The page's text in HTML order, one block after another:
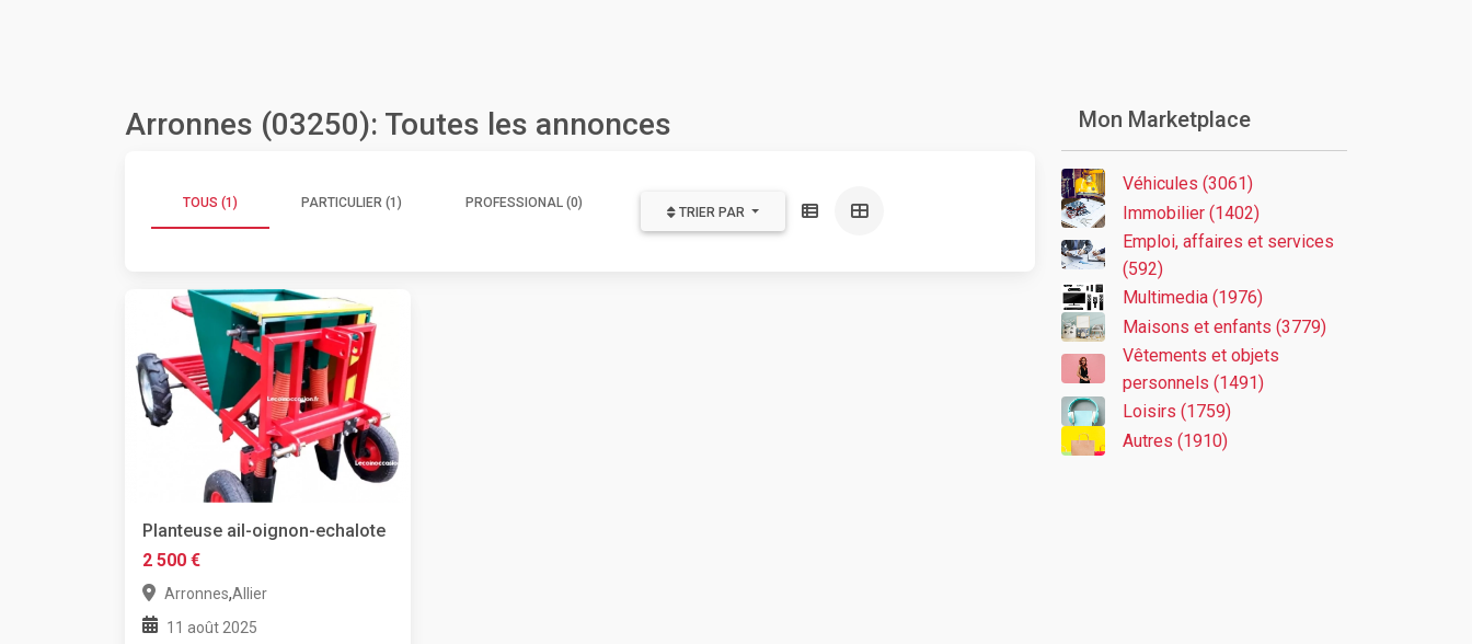
Arronnes (03250): Toutes les annonces
TOUS (1) PARTICULIER (1) PROFESSIONAL (0)
TRIER PAR
Planteuse ail-oignon-echalote
2 500 €
Arronnes,Allier
11 août 2025
Mon Marketplace
Véhicules (3061)
Immobilier (1402)
Emploi, affaires et services
(592)
Multimedia (1976)
Maisons et enfants (3779)
Vêtements et objets
personnels (1491)
Loisirs (1759)
Autres (1910)